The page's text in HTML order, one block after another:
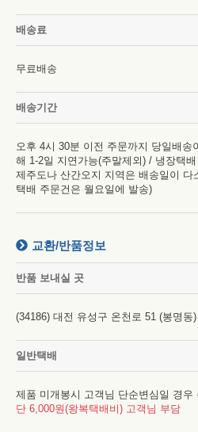
배송료
무료배송
배송기간
오후 4시 30분 이전 주문까지 당일배송
해 1-2일 지연가능(주말제외) / 냉장택
제주도나 산간오지 지역은 배송일이
택배 주문건은 월요일에 발송)
교환/반품정보
반품 보내실 곳
(34186) 대전 유성구 온천로 51 (봉명
일반택배
제품 미개봉시 고객님 단순변심일 경우
단 6,000원(왕복택배비) 고객님 부담